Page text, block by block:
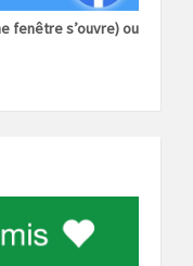
fenêtre s’ouvre) ou